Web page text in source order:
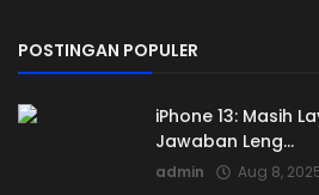
POSTINGAN POPULER
iPhone 13: Masih
Jawaban Leng...
admin Aug 8,